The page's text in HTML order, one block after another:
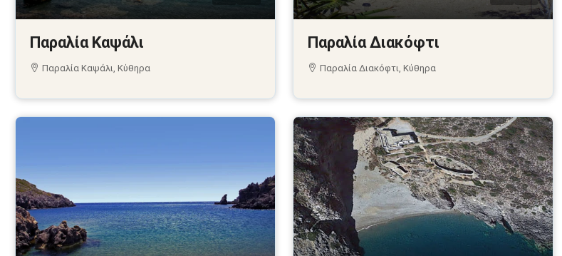
Παραλία Καψάλι
Παραλία Καψάλι, Κύθηρα
Παραλία Διακόφτι
Παραλία Διακόφτι, Κύθηρα